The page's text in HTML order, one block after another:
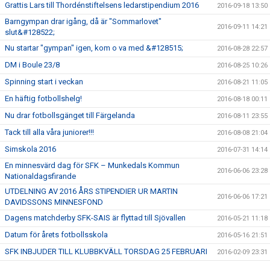
Grattis Lars till Thordénstiftelsens ledarstipendium 2016 2016-09-18 13:50
Barngympan drar igång, då är "Sommarlovet"
slut&#128522;
2016-09-11 14:21
Nu startar "gympan" igen, kom o va med &#128515; 2016-08-28 22:57
DM i Boule 23/8 2016-08-25 10:26
Spinning start i veckan 2016-08-21 11:05
En häftig fotbollshelg! 2016-08-18 00:11
Nu drar fotbollsgänget till Färgelanda 2016-08-11 23:55
Tack till alla våra juniorer!!! 2016-08-08 21:04
Simskola 2016 2016-07-31 14:14
En minnesvärd dag för SFK – Munkedals Kommun
Nationaldagsfirande
2016-06-06 23:28
UTDELNING AV 2016 ÅRS STIPENDIER UR MARTIN
DAVIDSSONS MINNESFOND
2016-06-06 17:21
Dagens matchderby SFK-SAIS är flyttad till Sjövallen 2016-05-21 11:18
Datum för årets fotbollsskola 2016-05-16 21:51
SFK INBJUDER TILL KLUBBKVÄLL TORSDAG 25 FEBRUARI 2016-02-09 23:31